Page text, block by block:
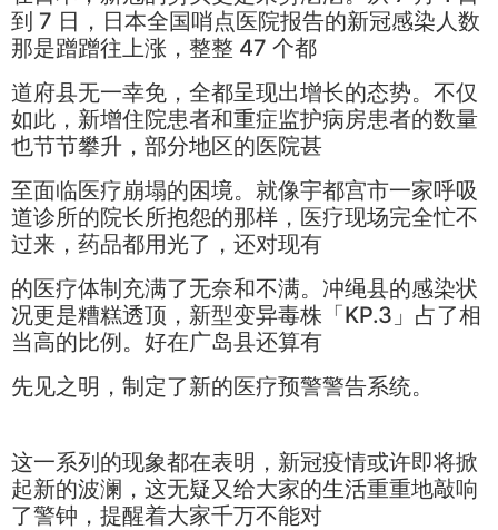
到 7 日，日本全国哨点医院报告的新冠感染人数
那是蹭蹭往上涨，整整 47 个都
道府县无一幸免，全都呈现出增长的态势。不仅
如此，新增住院患者和重症监护病房患者的数量
也节节攀升，部分地区的医院甚
至面临医疗崩塌的困境。就像宇都宫市一家呼吸
道诊所的院长所抱怨的那样，医疗现场完全忙不
过来，药品都用光了，还对现有
的医疗体制充满了无奈和不满。冲绳县的感染状
况更是糟糕透顶，新型变异毒株「KP.3」占了相
当高的比例。好在广岛县还算有
先见之明，制定了新的医疗预警警告系统。
这一系列的现象都在表明，新冠疫情或许即将掀
起新的波澜，这无疑又给大家的生活重重地敲响
了警钟，提醒着大家千万不能对